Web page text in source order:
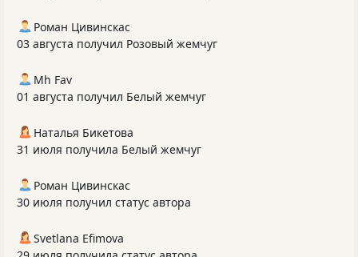
Роман Цивинскас
03 августа получил Розовый жемчуг
Mh Fav
01 августа получил Белый жемчуг
Наталья Бикетова
31 июля получила Белый жемчуг
Роман Цивинскас
30 июля получил статус автора
Svetlana Efimova